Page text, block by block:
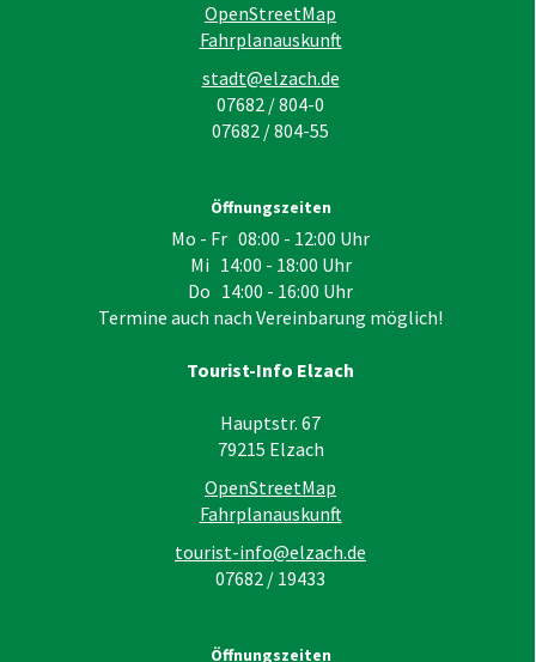
OpenStreetMap
Fahrplanauskunft
stadt@elzach.de
07682 / 804-0
07682 / 804-55
Öffnungszeiten
Mo - Fr 08:00 - 12:00 Uhr
Mi 14:00 - 18:00 Uhr
Do 14:00 - 16:00 Uhr
Termine auch nach Vereinbarung möglich!
Tourist-Info Elzach
Hauptstr. 67
79215 Elzach
OpenStreetMap
Fahrplanauskunft
tourist-info@elzach.de
07682 / 19433
Öffnungszeiten